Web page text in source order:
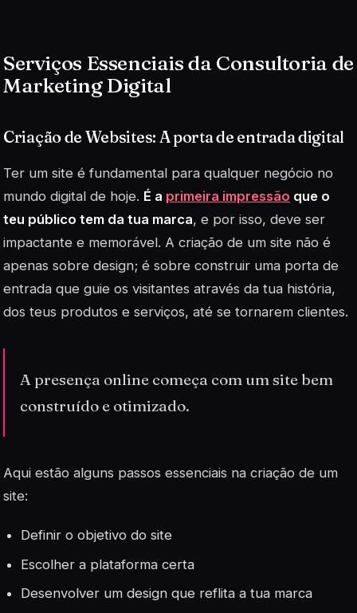
Serviços Essenciais da Consultoria de
Marketing Digital
Criação de Websites: A porta de entrada digital
Ter um site é fundamental para qualquer negócio no
mundo digital de hoje. É a primeira impressão que o
teu público tem da tua marca, e por isso, deve ser
impactante e memorável. A criação de um site não é
apenas sobre design; é sobre construir uma porta de
entrada que guie os visitantes através da tua história,
dos teus produtos e serviços, até se tornarem clientes.
A presença online começa com um site bem
construído e otimizado.
Aqui estão alguns passos essenciais na criação de um
site:
Definir o objetivo do site
Escolher a plataforma certa
Desenvolver um design que reflita a tua marca